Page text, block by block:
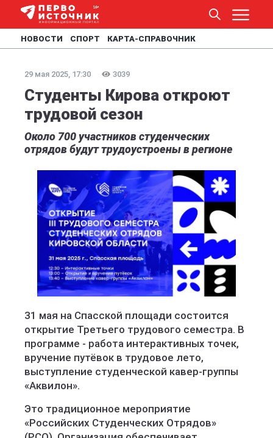
НОВОСТИ СПОРТ КАРТА-СПРАВОЧНИК
29 мая 2025, 17:30 3039
Студенты Кирова откроют
трудовой сезон
Около 700 участников студенческих
отрядов будут трудоустроены в регионе
31 мая на Спасской площади состоится
открытие Третьего трудового семестра. В
программе - работа интерактивных точек,
вручение путёвок в трудовое лето,
выступление студенческой кавер-группы
«Аквилон».
Это традиционное мероприятие
«Российских Студенческих Отрядов»